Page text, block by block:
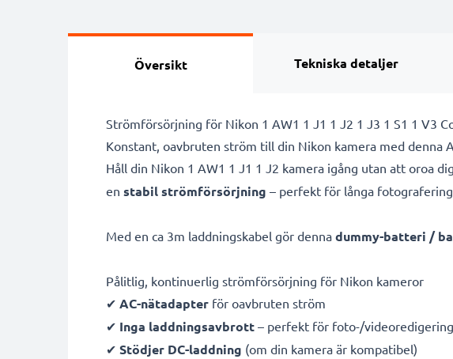
Översikt Tekniska detaljer
Strömförsörjning för Nikon 1 AW1 1 J1 1 J2 1 J3 1 S1 1 V3
Konstant, oavbruten ström till din Nikon kamera med denna
Håll din Nikon 1 AW1 1 J1 1 J2 kamera igång utan att oroa
en stabil strömförsörjning – perfekt för långa
Med en ca 3m laddningskabel gör denna dummy-batteri /
Pålitlig, kontinuerlig strömförsörjning för Nikon kameror
✔ AC-nätadapter för oavbruten ström
✔ Inga laddningsavbrott – perfekt för foto-/
✔ Stödjer DC-laddning (om din kamera är kompatibel)